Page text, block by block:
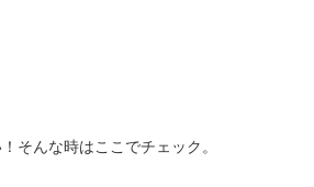
そんな時はここでチェック。